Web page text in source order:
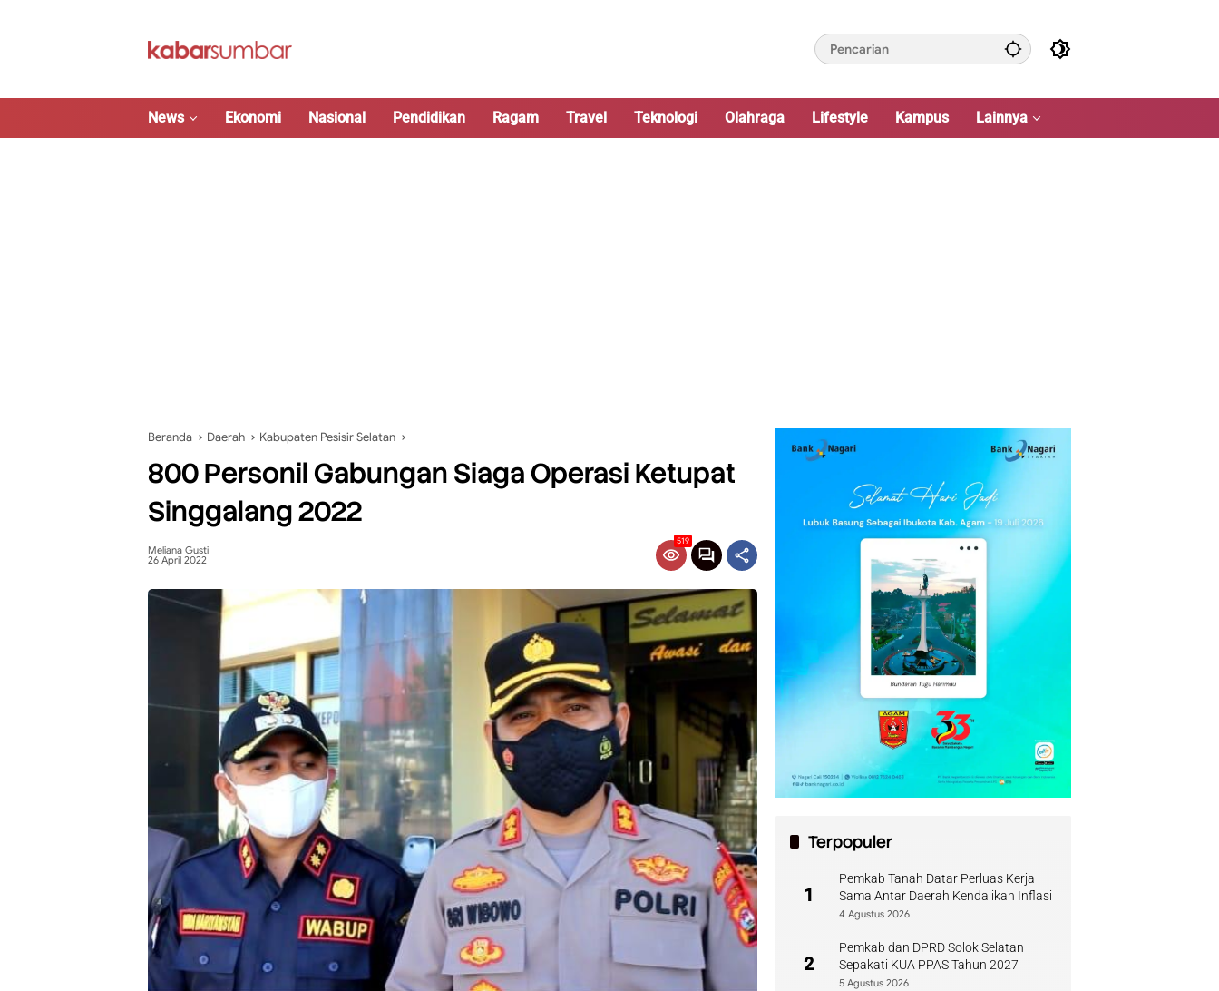
News Ekonomi Nasional Pendidikan Ragam Travel Teknologi Olahraga Lifestyle Kampus Lainnya
Beranda Daerah Kabupaten Pesisir Selatan
800 Personil Gabungan Siaga Operasi Ketupat
Singgalang 2022
Meliana Gusti
26 April 2022
519
Terpopuler
1
Pemkab Tanah Datar Perluas Kerja
Sama Antar Daerah Kendalikan Inflasi
4 Agustus 2026
2
Pemkab dan DPRD Solok Selatan
Sepakati KUA PPAS Tahun 2027
5 Agustus 2026